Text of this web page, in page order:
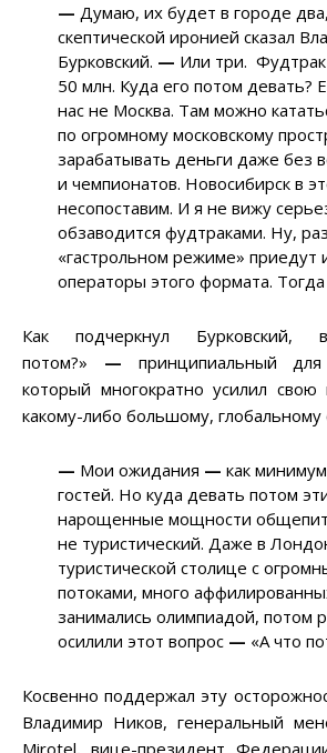
—Думаю, их будет в городе два,
скептической иронией сказал
Бурковский. — Или три.
50 млн. Куда его потом девать?
нас не Москва. Там можно
по огромному московскому
зарабатывать деньги даже без
и чемпионатов. Новосибирск в
несопоставим. И я не вижу
обзаводится фудтраками. Ну,
«гастрольном режиме» приедут
операторы этого формата.
Как подчеркнул
потом?» — принципиальный
который многократно усилил свою
какому-либо большому,
— Мои ожидания —как
гостей. Но куда девать потом
нарощенные мощности
не туристический. Даже в
туристической столице с
потоками, много
занимались олимпиадой, потом
осилили этот вопрос — «А что
Косвенно поддержал эту
Владимир Ников, генеральный